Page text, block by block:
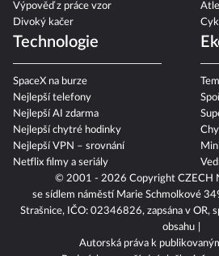
Výpověď z práce vzor
Divoký kačer
Technologie
SpaceX na burze
Nejlepší telefony
Nejlepší AI zdarma
Nejlepší chytré hodinky
Nejlepší VPN – srovnání
Netflix filmy a seriály
© 2001 - 2026 Copyright CZECH
se sídlem náměstí Marie Schmolkové
Strašnice, IČO: 02346826, zapsána v OR,
obsahu
Autorská práva k